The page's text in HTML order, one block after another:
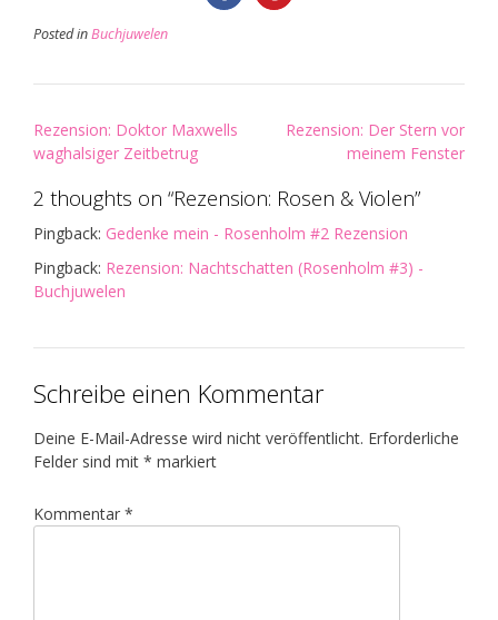
Posted inBuchjuwelen
Post
navigation
Rezension: Doktor Maxwells
waghalsiger Zeitbetrug
Rezension: Der Stern vor
meinem Fenster
2 thoughts on “Rezension: Rosen & Violen”
Pingback: Gedenke mein - Rosenholm #2 Rezension
Pingback: Rezension: Nachtschatten (Rosenholm #3) -
Buchjuwelen
Schreibe einen Kommentar
Deine E-Mail-Adresse wird nicht veröffentlicht. Erforderliche
Felder sind mit * markiert
Kommentar *